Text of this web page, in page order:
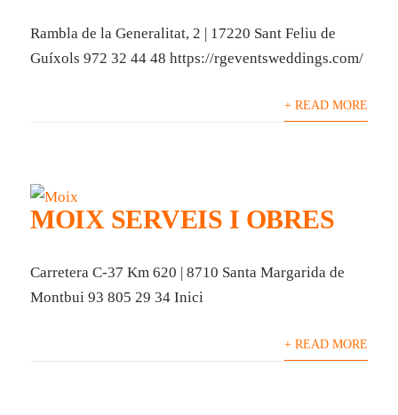
Rambla de la Generalitat, 2 | 17220 Sant Feliu de
Guíxols 972 32 44 48 https://rgeventsweddings.com/
+ READ MORE
MOIX SERVEIS I OBRES
Carretera C-37 Km 620 | 8710 Santa Margarida de
Montbui 93 805 29 34 Inici
+ READ MORE